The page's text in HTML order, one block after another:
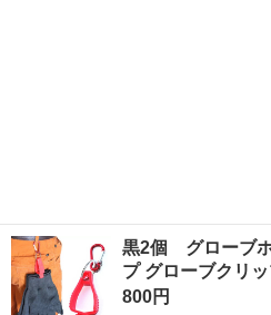
黒2個 グローブ
プ グローブクリ
800円